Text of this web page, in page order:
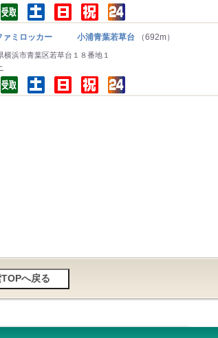
ミロッカー 小浦青葉若草台 （692m）
横浜市青葉区若草台１８番地１